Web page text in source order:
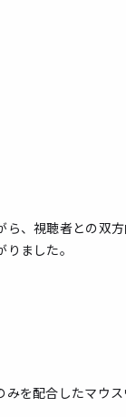
、視聴者との双
ました。
を配合したマウス